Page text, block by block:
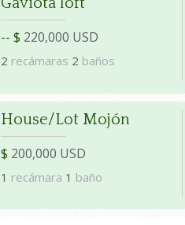
-- $ 220,000 USD
2 recámaras 2 baños
House/Lot Mojón
$ 200,000 USD
1 recámara 1 baño